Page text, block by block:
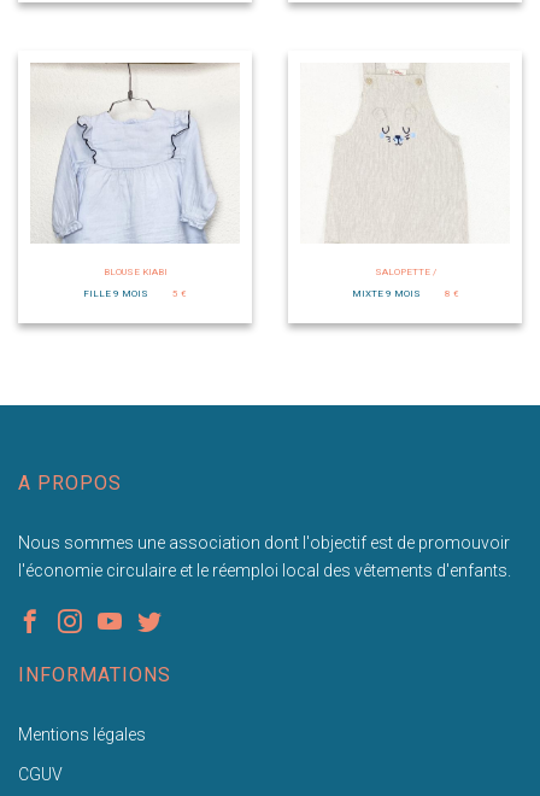
BLOUSE KIABI
FILLE 9 MOIS
5 €
SALOPETTE /
MIXTE 9 MOIS
8 €
A PROPOS
Nous sommes une association dont l'objectif est de promouvoir
l'économie circulaire et le réemploi local des vêtements d'enfants.
INFORMATIONS
Mentions légales
CGUV